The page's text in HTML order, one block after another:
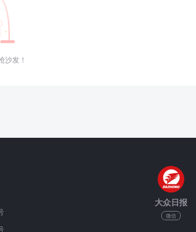
沙发！
大众日报
微信